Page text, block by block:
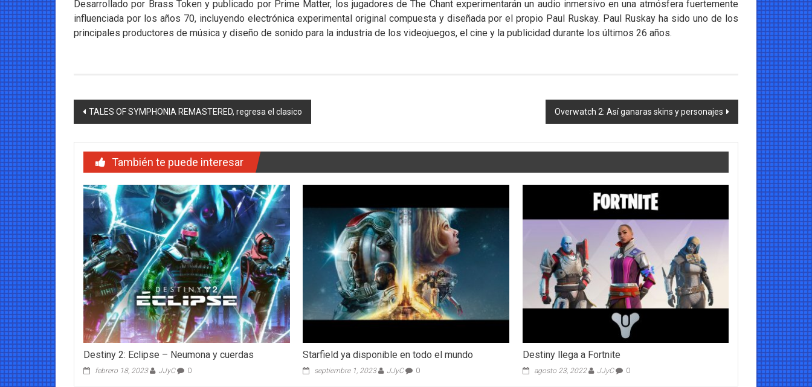
Desarrollado por Brass Token y publicado por Prime Matter, los jugadores de The Chant experimentarán un audio inmersivo en una atmósfera fuertemente
influenciada por los años 70, incluyendo electrónica experimental original compuesta y diseñada por el propio Paul Ruskay. Paul Ruskay ha sido uno de los
principales productores de música y diseño de sonido para la industria de los videojuegos, el cine y la publicidad durante los últimos 26 años.
Navegación
entradas
TALES OF SYMPHONIA REMASTERED, regresa el clasico Overwatch 2: Así ganaras skins y personajes
También te puede interesar
Destiny 2: Eclipse – Neumona y cuerdas
febrero 18, 2023 JJyC 0
Starfield ya disponible en todo el mundo
septiembre 1, 2023 JJyC 0
Destiny llega a Fortnite
agosto 23, 2022 JJyC 0